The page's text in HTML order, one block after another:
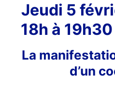
Jeudi 5
18h à
La
d’un